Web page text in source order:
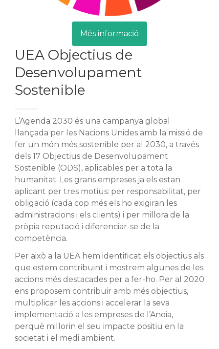
Més informació
UEA Objectius de
Desenvolupament
Sostenible
L’Agenda 2030 és una campanya global
llançada per les Nacions Unides amb la missió de
fer un món més sostenible per al 2030, a través
dels 17 Objectius de Desenvolupament
Sostenible (ODS), aplicables per a tota la
humanitat. Les grans empreses ja els estan
aplicant per tres motius: per responsabilitat, per
obligació (cada cop més els ho exigiran les
administracions i els clients) i per millora de la
pròpia reputació i diferenciar-se de la
competència.
Per això a la UEA hem identificat els objectius als
que estem contribuint i mostrem algunes de les
accions més destacades per a fer-ho. Per al 2020
ens proposem contribuir amb més objectius,
multiplicar les accions i accelerar la seva
implementació a les empreses de l’Anoia,
perquè millorin el seu impacte positiu en la
societat i el medi ambient.